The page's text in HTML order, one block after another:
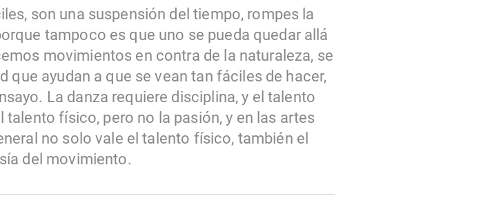
son una suspensión del tiempo, rompes la
tampoco es que uno se pueda quedar allá
movimientos en contra de la naturaleza, se
ayudan a que se vean tan fáciles de hacer,
La danza requiere disciplina, y el talento
físico, pero no la pasión, y en las artes
no solo vale el talento físico, también el
del movimiento.